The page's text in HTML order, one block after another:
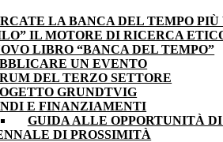
LA BANCA DEL TEMPO
IL MOTORE DI RICERCA
LIBRO “BANCA DEL TEMPO”
UN EVENTO
DEL TERZO SETTORE
GRUNDTVIG
E FINANZIAMENTI
GUIDA ALLE OPPORTUNITÀ
DI PROSSIMITÀ